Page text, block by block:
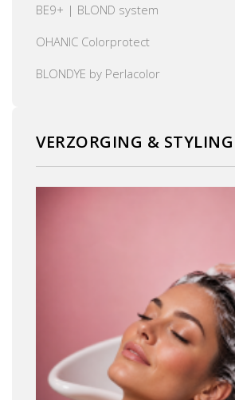
BE9+ | BLOND system
OHANIC Colorprotect
BLONDYE by Perlacolor
VERZORGING & STYLING